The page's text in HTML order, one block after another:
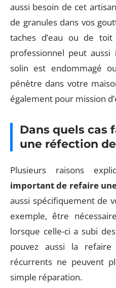
aussi besoin de cet
de granules dans vos
taches d’eau ou de
professionnel peut
solin est endommagé
pénètre dans votre
également pour mission
Dans quels cas
une réfection
Plusieurs raisons
important de refaire
aussi spécifiquement de
exemple, être
lorsque celle-ci a subi
pouvez aussi la refaire
récurrents ne peuvent
simple réparation.